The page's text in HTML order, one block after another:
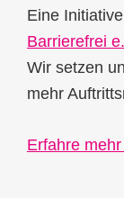
Eine
Barrierefrei
Wir setzen
mehr
Erfahre